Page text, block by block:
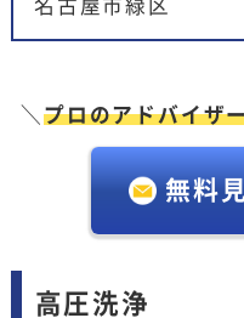
名古屋市緑区
＼プロのアドバイザ
無料
高圧洗浄